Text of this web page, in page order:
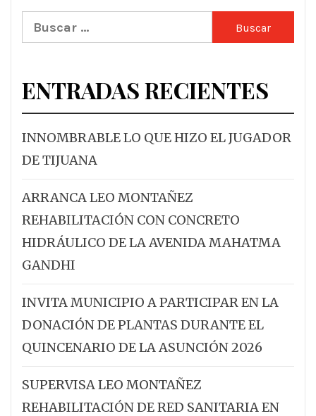
Buscar:
ENTRADAS RECIENTES
INNOMBRABLE LO QUE HIZO EL JUGADOR
DE TIJUANA
ARRANCA LEO MONTAÑEZ
REHABILITACIÓN CON CONCRETO
HIDRÁULICO DE LA AVENIDA MAHATMA
GANDHI
INVITA MUNICIPIO A PARTICIPAR EN LA
DONACIÓN DE PLANTAS DURANTE EL
QUINCENARIO DE LA ASUNCIÓN 2026
SUPERVISA LEO MONTAÑEZ
REHABILITACIÓN DE RED SANITARIA EN